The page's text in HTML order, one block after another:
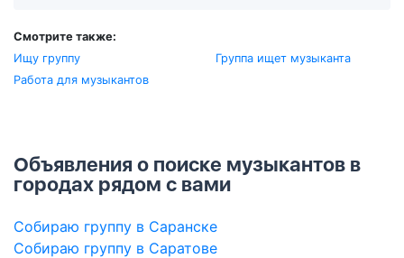
Смотрите также:
Ищу группу
Группа ищет музыканта
Работа для музыкантов
Объявления о поиске музыкантов в
городах рядом с вами
Собираю группу в Саранске
Собираю группу в Саратове